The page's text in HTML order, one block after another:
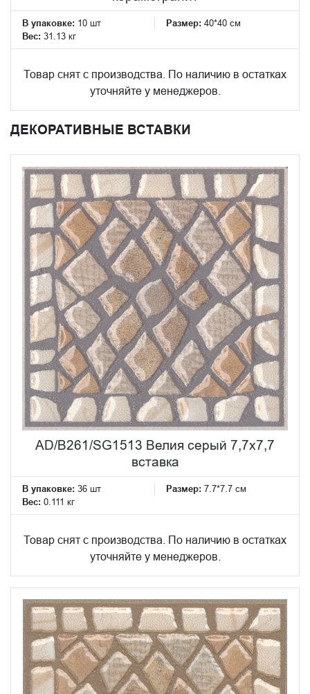
В упаковке: 10 шт Размер: 40*40 см
Вес: 31.13 кг
Товар снят с производства. По наличию в остатках
уточняйте у менеджеров.
ДЕКОРАТИВНЫЕ ВСТАВКИ
AD/B261/SG1513 Велия серый 7,7x7,7
вставка
В упаковке: 36 шт Размер: 7.7*7.7 см
Вес: 0.111 кг
Товар снят с производства. По наличию в остатках
уточняйте у менеджеров.